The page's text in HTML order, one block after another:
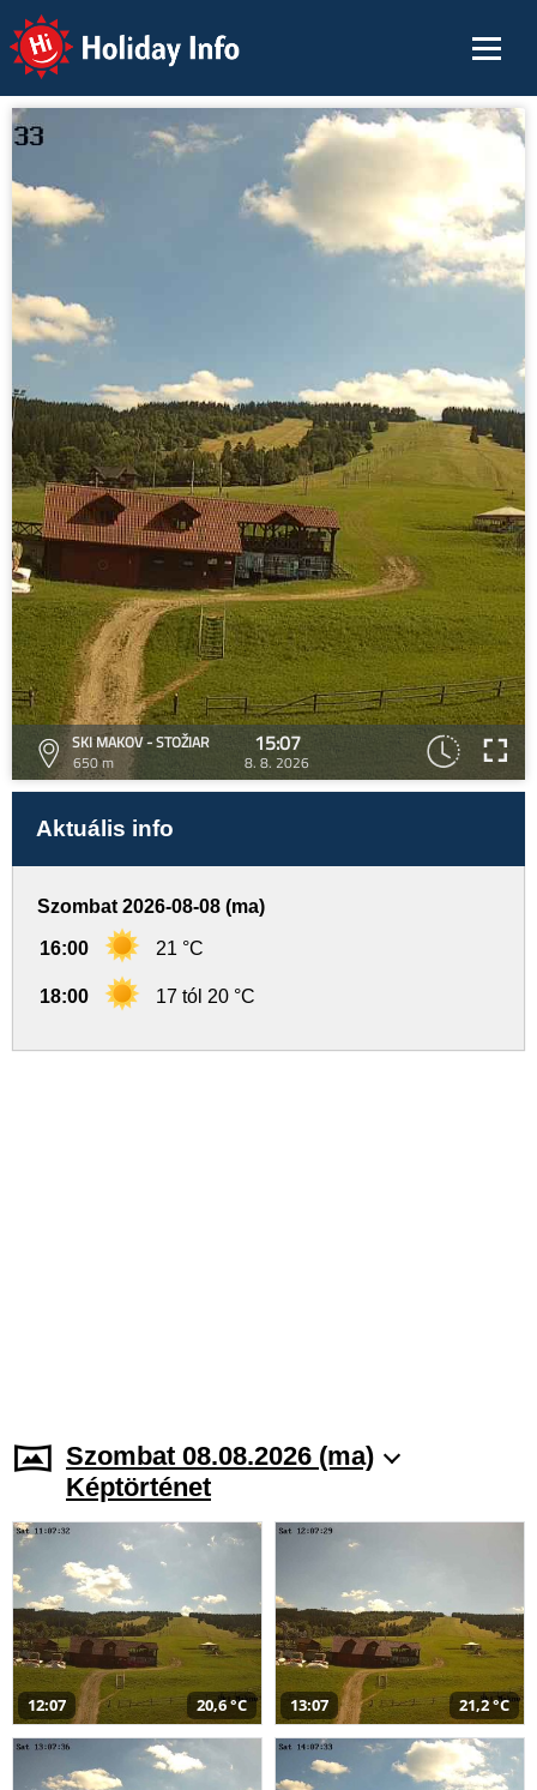
Holiday Info
SKI MAKOV - STOŽIAR
650 m
15:07
8. 8. 2026
Aktuális info
Szombat 2026-08-08 (ma)
16:00 21 °C
18:00 17 tól 20 °C
Szombat 08.08.2026 (ma)
Képtörténet
12:07 20,6 °C 13:07 21,2 °C